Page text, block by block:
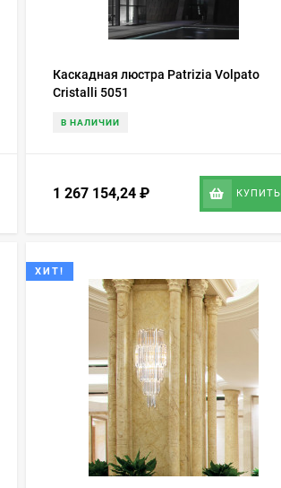
Каскадная люстра Patrizia Volpato
Cristalli 5051
В НАЛИЧИИ
1 267 154,24₽ КУПИТЬ
ХИТ!